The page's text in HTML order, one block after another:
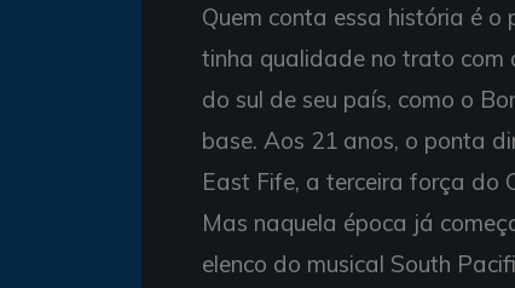
Quem conta essa história é o
tinha qualidade no trato com
do sul de seu país, como o
base. Aos 21 anos, o ponta
East Fife, a terceira força do
Mas naquela época já
elenco do musical South